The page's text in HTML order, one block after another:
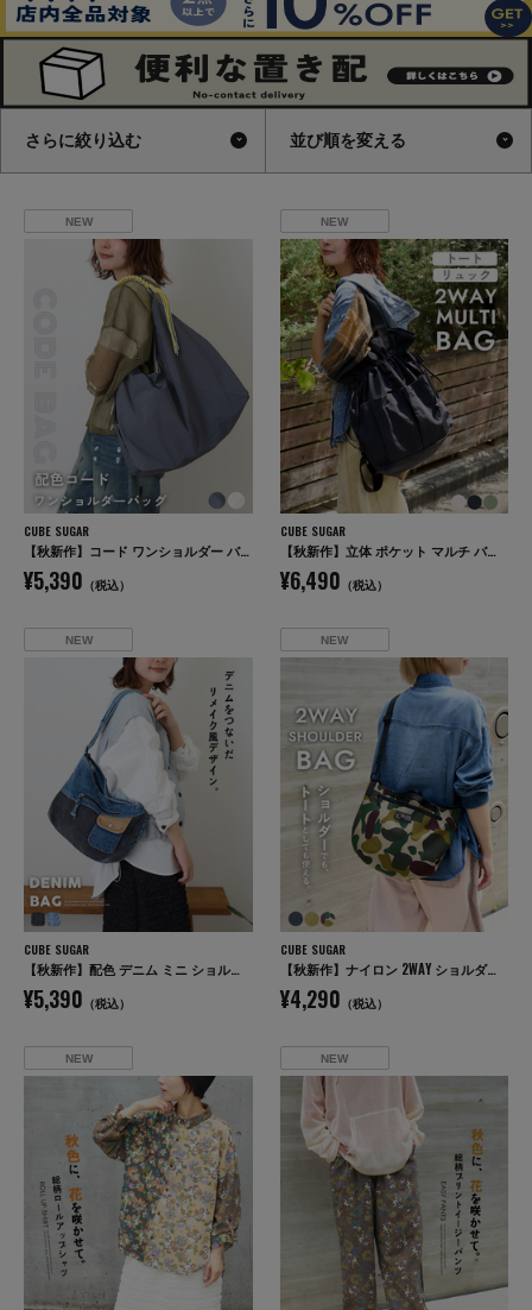
さらに絞り込む 並び順を変える
NEW
CUBE SUGAR
【秋新作】コード ワンショルダー バッグ
¥5,390 （税込）
NEW
CUBE SUGAR
【秋新作】立体 ポケット マルチ バッグ
¥6,490 （税込）
NEW
CUBE SUGAR
【秋新作】配色 デニム ミニ ショルダーバッグ
¥5,390 （税込）
NEW
CUBE SUGAR
【秋新作】ナイロン 2WAY ショルダーバッグ
¥4,290 （税込）
NEW NEW